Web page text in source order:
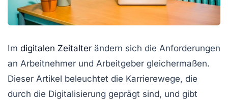
Im digitalen Zeitalter ändern sich die Anforderungen
an Arbeitnehmer und Arbeitgeber gleichermaßen.
Dieser Artikel beleuchtet die Karrierewege, die
durch die Digitalisierung geprägt sind, und gibt